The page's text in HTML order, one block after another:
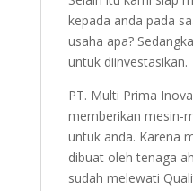
kepada anda pada
usaha apa?
untuk diinvestasikan.
PT. Multi Prima
memberikan mesin-
untuk anda. Karena
dibuat oleh tenaga
sudah melewati